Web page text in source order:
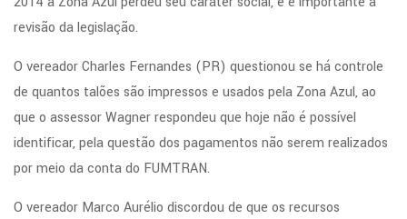
revisão da legislação.
O vereador Charles Fernandes (PR) questionou se há controle
de quantos talões são impressos e usados pela Zona Azul, ao
que o assessor Wagner respondeu que hoje não é possível
identificar, pela questão dos pagamentos não serem realizados
por meio da conta do FUMTRAN.
O vereador Marco Aurélio discordou de que os recursos